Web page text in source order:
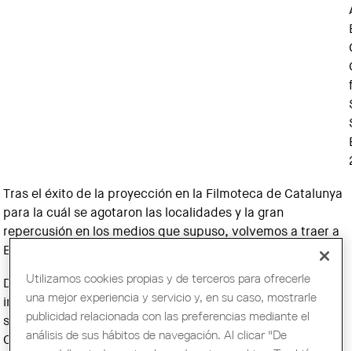
Tras el éxito de la proyección en la Filmoteca de Catalunya
para la cuál se agotaron las localidades y la gran
repercusión en los medios que supuso, volvemos a traer a
Barcelona este esperado documental.
Después de ganar un concurso de arquitectura
internacional muy importante, al cabo de un proceso que
se asemejó a una película de suspenso, Ángel Borrego
Cubero decide hacer un documental sobre concursos, una
Utilizamos cookies propias y de terceros para ofrecerle
una mejor experiencia y servicio y, en su caso, mostrarle
publicidad relacionada con las preferencias mediante el
análisis de sus hábitos de navegación. Al clicar "De